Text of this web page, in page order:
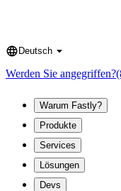
Language
Deutsch
Werden Sie angegriffen?
Warum Fastly?
Produkte
Services
Lösungen
Devs